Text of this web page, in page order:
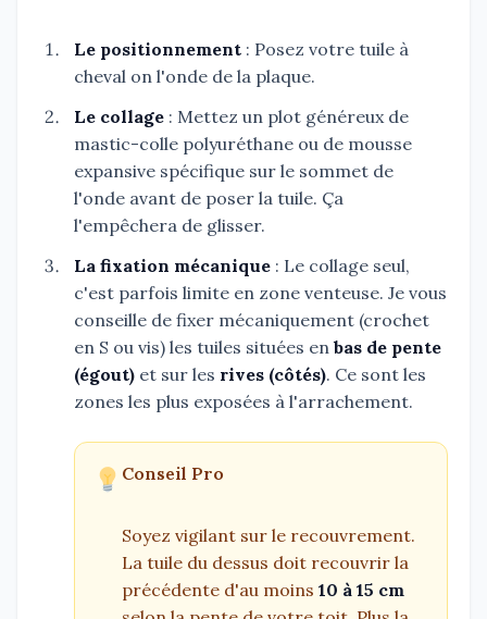
Le positionnement : Posez votre tuile à
cheval on l'onde de la plaque.
Le collage : Mettez un plot généreux de
mastic-colle polyuréthane ou de mousse
expansive spécifique sur le sommet de
l'onde avant de poser la tuile. Ça
l'empêchera de glisser.
La fixation mécanique : Le collage seul,
c'est parfois limite en zone venteuse. Je vous
conseille de fixer mécaniquement (crochet
en S ou vis) les tuiles situées en bas de pente
(égout) et sur les rives (côtés). Ce sont les
zones les plus exposées à l'arrachement.
Conseil Pro
Soyez vigilant sur le recouvrement.
La tuile du dessus doit recouvrir la
précédente d'au moins10 à 15 cm